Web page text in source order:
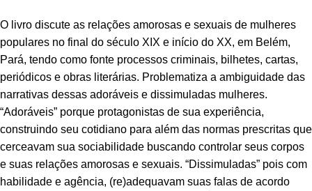
O livro discute as relações amorosas e sexuais de mulheres
populares no final do século XIX e início do XX, em Belém,
Pará, tendo como fonte processos criminais, bilhetes, cartas,
periódicos e obras literárias. Problematiza a ambiguidade das
narrativas dessas adoráveis e dissimuladas mulheres.
“Adoráveis” porque protagonistas de sua experiência,
construindo seu cotidiano para além das normas prescritas que
cerceavam sua sociabilidade buscando controlar seus corpos
e suas relações amorosas e sexuais. “Dissimuladas” pois com
habilidade e agência, (re)adequavam suas falas de acordo